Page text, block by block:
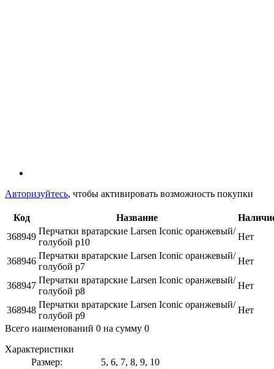
Авторизуйтесь, чтобы активировать возможность покупки
Код Название
368949
Перчатки вратарские Larsen Iconic оранжевый/
голубой р10
Нет
368946
Перчатки вратарские Larsen Iconic оранжевый/
голубой р7
Нет
368947
Перчатки вратарские Larsen Iconic оранжевый/
голубой р8
Нет
368948
Перчатки вратарские Larsen Iconic оранжевый/
голубой р9
Нет
Всего наименований 0 на сумму 0
Характеристики
Размер:
5, 6, 7, 8, 9, 10